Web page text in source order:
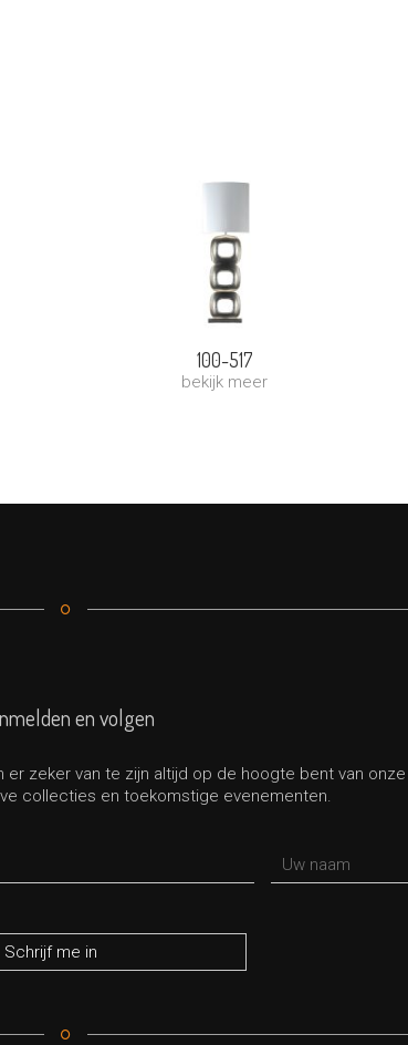
100-517
bekijk meer
en volgen
er zeker van te zijn altijd op de hoogte bent van onze
collecties en toekomstige evenementen.